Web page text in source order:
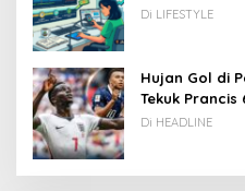
Rupiah
Di LIFESTYLE
Hujan Gol di
Tekuk Prancis
Di HEADLINE